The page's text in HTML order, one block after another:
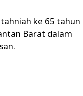
ke 65 tahun
Barat dalam